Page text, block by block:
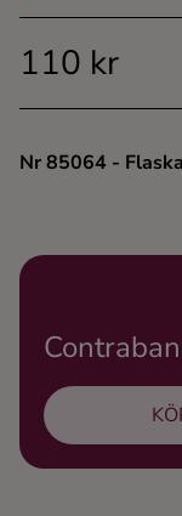
Shots
Ingredienser
110 kr
Nr 85064 -